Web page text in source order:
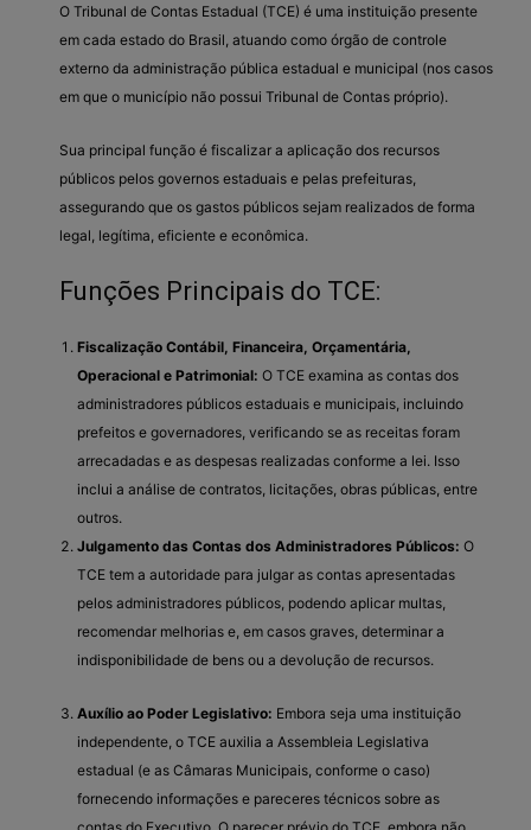
O Tribunal de Contas Estadual (TCE) é uma instituição presente
em cada estado do Brasil, atuando como órgão de controle
externo da administração pública estadual e municipal (nos casos
em que o município não possui Tribunal de Contas próprio).
Sua principal função é fiscalizar a aplicação dos recursos
públicos pelos governos estaduais e pelas prefeituras,
assegurando que os gastos públicos sejam realizados de forma
legal, legítima, eficiente e econômica.
Funções Principais do TCE:
Fiscalização Contábil, Financeira, Orçamentária,
Operacional e Patrimonial: O TCE examina as contas dos
administradores públicos estaduais e municipais, incluindo
prefeitos e governadores, verificando se as receitas foram
arrecadadas e as despesas realizadas conforme a lei. Isso
inclui a análise de contratos, licitações, obras públicas, entre
outros.
Julgamento das Contas dos Administradores Públicos: O
TCE tem a autoridade para julgar as contas apresentadas
pelos administradores públicos, podendo aplicar multas,
recomendar melhorias e, em casos graves, determinar a
indisponibilidade de bens ou a devolução de recursos.
Auxílio ao Poder Legislativo: Embora seja uma instituição
independente, o TCE auxilia a Assembleia Legislativa
estadual (e as Câmaras Municipais, conforme o caso)
fornecendo informações e pareceres técnicos sobre as